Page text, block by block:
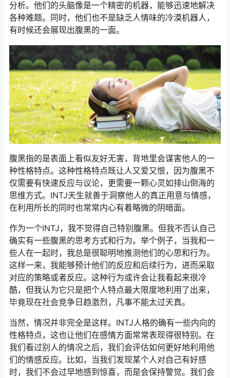
分析。他们的头脑像是一个精密的机器，能够迅速地解决
各种难题。同时，他们也不是缺乏人情味的冷漠机器人，
有时候还会展现出腹黑的一面。
腹黑指的是表面上看似友好无害，背地里会谋害他人的一
种性格特点。这种性格特点既让人又爱又恨，因为腹黑不
仅需要有快速反应与议论，更需要一颗心灵如排山倒海的
思维方式。INTJ天生就善于洞察他人的真正用意与情感，
在利用所长的同时也常常内心有着略微的阴暗面。
作为一个INTJ，我不觉得自己特别腹黑。但我不否认自己
确实有一些腹黑的思考方式和行为。举个例子，当我和一
些人在一起时，我总是很聪明地推测他们的心思和行为。
这样一来，我能够预计他们的反应和后续行为，进而采取
对应的策略或者反应。这种行为或许会让我看起来很冷
酷，但我认为它只是把个人特点最大限度地利用了出来，
毕竟现在社会竞争日趋激烈，凡事不能太过天真。
当然，情况并非完全是这样。INTJ人格的确有一些内向的
性格特点，这也让他们在感情方面常常表现得很特别。在
我们看过别人的情况之后，我们会评估如何更好地利用他
们的情感反应。比如，当我们发现某个人对自己有好感
时，我们不会过早地感到惊喜，而是会保持警觉。我们会